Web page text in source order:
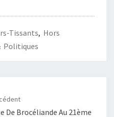
Tissants, Hors
Politiques
De Brocéliande Au 21ème